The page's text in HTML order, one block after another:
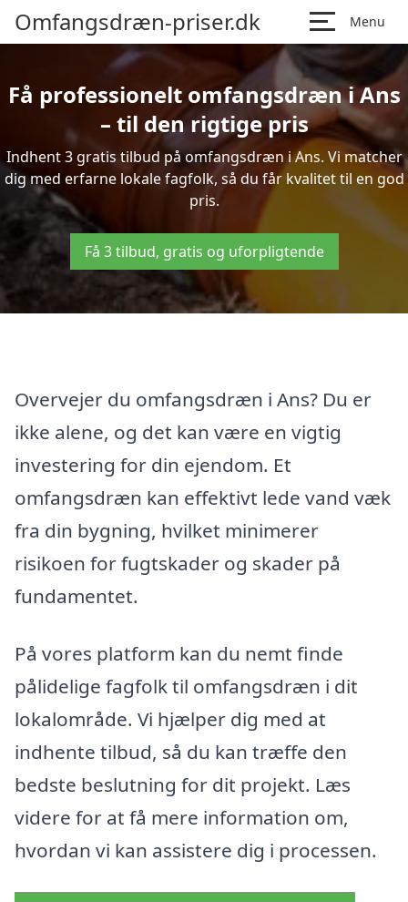
Omfangsdræn-priser.dk Menu
Få professionelt omfangsdræn i Ans
– til den rigtige pris
Indhent 3 gratis tilbud på omfangsdræn i Ans. Vi matcher
dig med erfarne lokale fagfolk, så du får kvalitet til en god
pris.
Få 3 tilbud, gratis og uforpligtende
Overvejer du omfangsdræn i Ans? Du er
ikke alene, og det kan være en vigtig
investering for din ejendom. Et
omfangsdræn kan effektivt lede vand væk
fra din bygning, hvilket minimerer
risikoen for fugtskader og skader på
fundamentet.
På vores platform kan du nemt finde
pålidelige fagfolk til omfangsdræn i dit
lokalområde. Vi hjælper dig med at
indhente tilbud, så du kan træffe den
bedste beslutning for dit projekt. Læs
videre for at få mere information om,
hvordan vi kan assistere dig i processen.